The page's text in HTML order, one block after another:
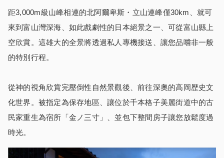
距3,000m級山峰相連的北阿爾卑斯・立山連峰僅30km、就可
來到富山灣深海、如此戲劇性的日本絕景之一、可從富山縣上
空欣賞。這雄大的全景將透過私人專機接送、讓您品嚐非一般
的特別行程。
從神的視角欣賞完壓倒性自然景觀後、前往深奧的高岡歴史文
化世界。被指定為保存地區、讓位於千本格子美麗街道中的古
民家重生為宿所「金ノ三寸」、並包下整間房子讓您放鬆度過
時光。